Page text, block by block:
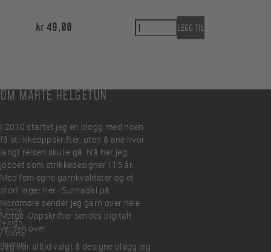
kr 49,00 Maskestoppere svart
LEGG TIL
OM MARTE HELGETUN
I 2010 startet jeg en blogg med noen
få strikkeoppskrifter, uten å ane hvor
langt reisen skulle gå. Nå har jeg
jobbet som strikkedesigner i 15 år.
Med fem egne garnkvaliteter og et
stort lager her i Surnadal på
Nordmøre sender jeg garn over hele
Norge. Oppskrifter sendes digitalt
verden over.
Jeg har alltid valgt å designe plagg jeg
2026
Marte